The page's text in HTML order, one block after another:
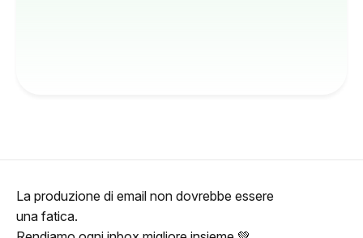
La produzione di email non dovrebbe essere
una fatica.